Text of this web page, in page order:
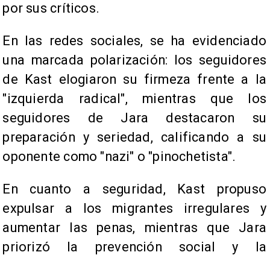
por sus críticos.
En las redes sociales, se ha evidenciado
una marcada polarización: los seguidores
de Kast elogiaron su firmeza frente a la
"izquierda radical", mientras que los
seguidores de Jara destacaron su
preparación y seriedad, calificando a su
oponente como "nazi" o "pinochetista".
En cuanto a seguridad, Kast propuso
expulsar a los migrantes irregulares y
aumentar las penas, mientras que Jara
priorizó la prevención social y la